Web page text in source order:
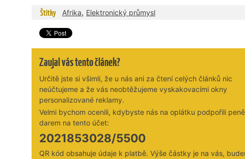
Štítky Afrika, Elektronický průmysl
Zaujal vás tento článek?
Určitě jste si všimli, že u nás ani za čtení celých článků nic
neúčtujeme a že vás neobtěžujeme vyskakovacími okny
personalizované reklamy.
Velmi bychom ocenili, kdybyste nás na oplátku podpořili
darem na tento účet:
2021853028/5500
QR kód obsahuje údaje k platbě. Výše částky je na vás,